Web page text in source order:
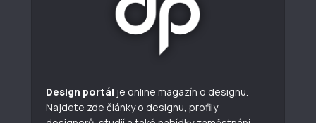
Design portál je online magazín o designu.
Najdete zde články o designu, profily